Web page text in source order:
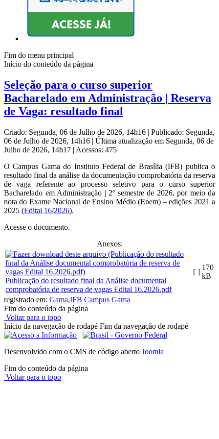
Fim do menu principal
Início do conteúdo da página
Seleção para o curso superior
Bacharelado em Administração | Reserva
de Vaga: resultado final
Criado: Segunda, 06 de Julho de 2026, 14h16 | Publicado: Segunda,
06 de Julho de 2026, 14h16 | Última atualização em Segunda, 06 de
Julho de 2026, 14h17 | Acessos: 475
O Campus Gama do Instituto Federal de Brasília (IFB) publica o
resultado final da análise da documentação comprobatória da reserva
de vaga referente ao processo seletivo para o curso superior
Bacharelado em Administração | 2º semestre de 2026, por meio da
nota do Exame Nacional de Ensino Médio (Enem) – edições 2021 a
2025 (Edital 16/2026).
Acesse o documento.
Anexos:
Publicação do resultado final da Análise documental
comprobatória de reserva de vagas Edital 16.2026.pdf
[ ]
170
kB
registrado em: Gama,IFB Campus Gama
Fim do conteúdo da página
Voltar para o topo
Início da navegação de rodapé Fim da navegação de rodapé
Desenvolvido com o CMS de código aberto Joomla
Fim do conteúdo da página
Voltar para o topo